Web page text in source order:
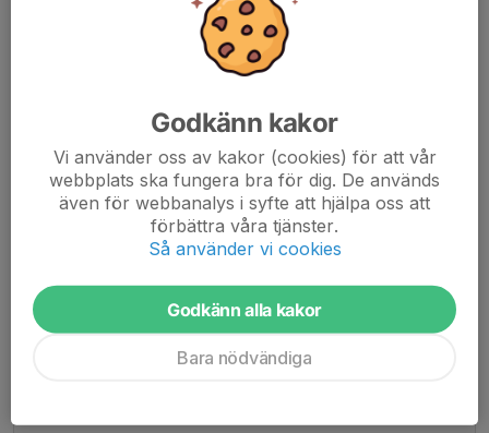
Anläggningskommittén
Klubblokal
, Tränare
Motion
Godkänn kakor
Vi använder oss av kakor (cookies) för att vår
webbplats ska fungera bra för dig. De används
även för webbanalys i syfte att hjälpa oss att
förbättra våra tjänster.
Så använder vi cookies
Godkänn alla kakor
Bara nödvändiga